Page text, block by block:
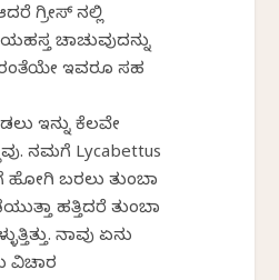
ಗ್ರೀಸ್ ನಲ್ಲಿ
ಚಾಚುವುದನ್ನು
ಇವರೂ ಸಹ
ಇನ್ನು ಕೆಲವೇ
ನಮಗೆ Lycabettus
ಹೋಗಿ ಬರಲು ತುಂಬಾ
ಹತ್ತಿದರೆ ತುಂಬಾ
ನಾವು ಏನು
ವಿಚಾರ